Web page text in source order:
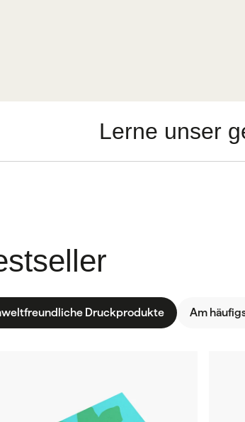
Lerne unser
Druckprodukte Am